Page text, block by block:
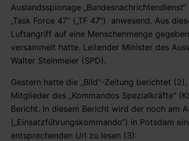
Auslandsspionage
„Task Force 47“ („TF 47“) anwesend. Aus
Luftangriff auf eine Menschenmenge
versammelt hatte. Leitender Minister des
Walter Steinmeier (SPD).
Gestern hatte die „Bild“-Zeitung berichtet
Mitglieder des „Kommandos Spezialkräfte“
Bericht. In diesem Bericht wird der noch am
(„Einsatzführungskommando“) in Potsdam
entsprechenden Url zu lesen (3):